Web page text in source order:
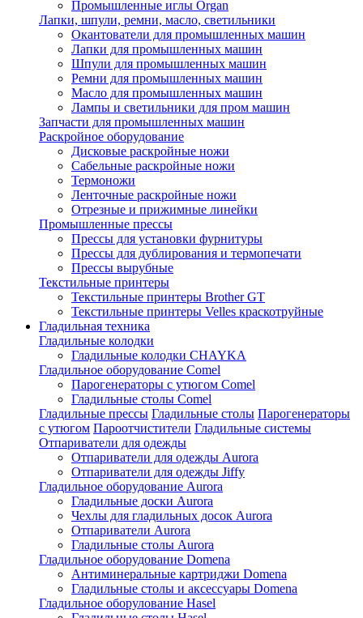
Промышленные иглы Organ
Лапки, шпули, ремни, масло, светильники
Окантователи для промышленных машин
Лапки для промышленных машин
Шпули для промышленных машин
Ремни для промышленных машин
Масло для промышленных машин
Лампы и светильники для пром машин
Запчасти для промышленных машин
Раскройное оборудование
Дисковые раскройные ножи
Сабельные раскройные ножи
Термоножи
Ленточные раскройные ножи
Отрезные и прижимные линейки
Промышленные прессы
Прессы для установки фурнитуры
Прессы для дублирования и термопечати
Прессы вырубные
Текстильные принтеры
Текстильные принтеры Brother GT
Текстильные принтеры Velles краскотруйные
Гладильная техника
Гладильные колодки
Гладильные колодки CHAYKA
Гладильное оборудование Comel
Парогенераторы с утюгом Comel
Гладильные столы Comel
Гладильные прессы Гладильные столы Парогенераторы
с утюгом Пароотчистители Гладильные системы
Отпариватели для одежды
Отпариватели для одежды Aurora
Отпариватели для одежды Jiffy
Гладильное оборудование Aurora
Гладильные доски Aurora
Чехлы для гладильных досок Aurora
Отпариватели Aurora
Гладильные столы Aurora
Гладильное оборудование Domena
Антиминеральные картриджи Domena
Гладильные столы и аксессуары Domena
Гладильное оборулование Hasel